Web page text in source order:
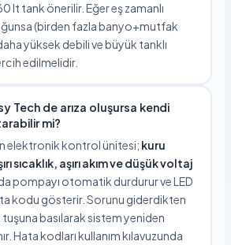
lt tank önerilir. Eğer eş zamanlı
(birden fazla banyo+mutfak
yüksek debili ve büyük tanklı
edilmelidir.
Tech de arıza oluşursa kendi
mi?
elektronik kontrol ünitesi; kuru
sıcaklık, aşırı akım ve düşük voltaj
pompayı otomatik durdurur ve LED
kodu gösterir. Sorunu giderdikten
basılarak sistem yeniden
Hata kodları kullanım kılavuzunda